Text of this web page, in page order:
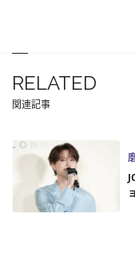
RELATED
関連記事